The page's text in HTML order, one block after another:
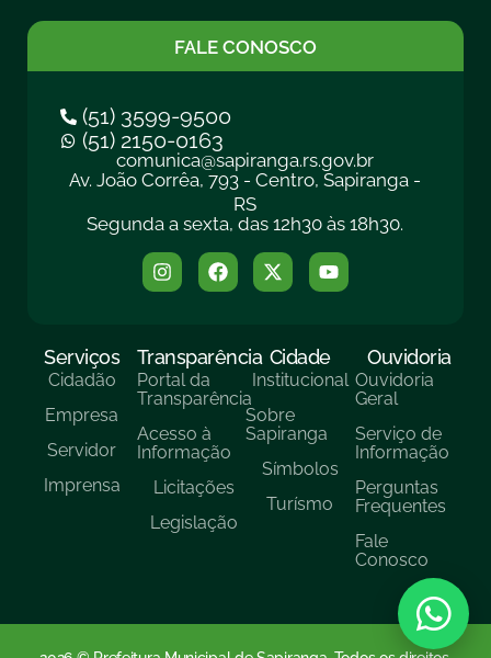
FALE CONOSCO
(51) 3599-9500
(51) 2150-0163
comunica@sapiranga.rs.gov.br
Av. João Corrêa, 793 - Centro, Sapiranga -
RS
Segunda a sexta, das 12h30 às 18h30.
Serviços
Cidadão
Empresa
Servidor
Imprensa
Transparência
Portal da
Transparência
Acesso à
Informação
Licitações
Legislação
Cidade
Institucional
Sobre
Sapiranga
Símbolos
Turísmo
Ouvidoria
Ouvidoria
Geral
Serviço de
Informação
Perguntas
Frequentes
Fale
Conosco